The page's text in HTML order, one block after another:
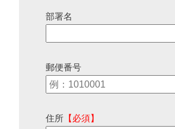
部署名
郵便番号
住所 【必須】